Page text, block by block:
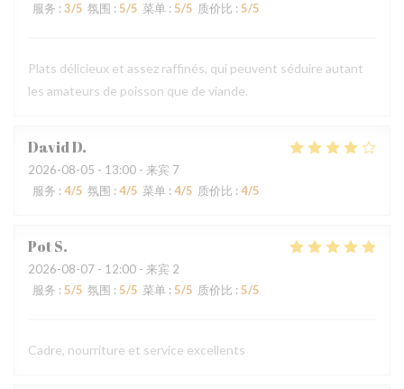
服务 : 3/5 氛围 : 5/5 菜单 : 5/5 质价比 : 5/5
Plats délicieux et assez raffinés, qui peuvent séduire autant
les amateurs de poisson que de viande.
DavidD
2026-08-05 - 13:00 - 来宾 7
服务 : 4/5 氛围 : 4/5 菜单 : 4/5 质价比 : 4/5
PotS
2026-08-07 - 12:00 - 来宾 2
服务 : 5/5 氛围 : 5/5 菜单 : 5/5 质价比 : 5/5
Cadre, nourriture et service excellents